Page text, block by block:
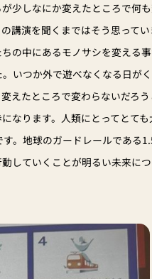
少しなにか変えたところで何
講演を聞くまではそう思ってい
の中にあるモノサシを変える
いつか外で遊べなくなる日が
えたところで変わらないだろう
なります。人類にとってとても
。地球のガードレールである
していくことが明るい未来に